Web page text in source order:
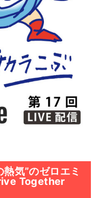
気”のゼロエミ
Together